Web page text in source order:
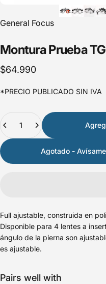
General Focus
MonturaPrueba
$64.990
*PRECIO PUBLICADO SIN IVA
Agotado -
Full ajustable, construida en
Disponible para 4 lentes a
ángulo de la pierna son
es ajustable.
Pairs well with